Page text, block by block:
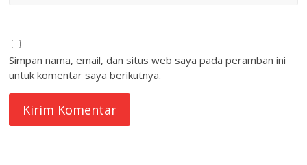
Simpan nama, email, dan situs web saya pada peramban ini
untuk komentar saya berikutnya.